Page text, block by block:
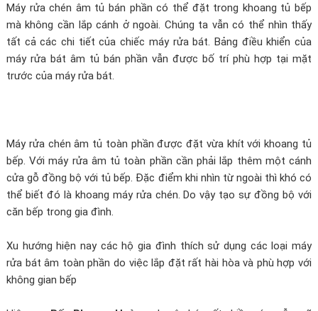
Máy rửa chén âm tủ bán phần có thể đặt trong khoang tủ bếp
mà không cần lắp cánh ở ngoài. Chúng ta vẫn có thể nhìn thấy
tất cả các chi tiết của chiếc máy rửa bát. Bảng điều khiển của
máy rửa bát âm tủ bán phần vẫn được bố trí phù hợp tại mặt
trước của máy rửa bát.
Máy rửa chén âm tủ toàn phần được đặt vừa khít với khoang tủ
bếp. Với máy rửa âm tủ toàn phần cần phải lắp thêm một cánh
cửa gỗ đồng bộ với tủ bếp. Đặc điểm khi nhìn từ ngoài thì khó có
thể biết đó là khoang máy rửa chén. Do vậy tạo sự đồng bộ với
căn bếp trong gia đình.
Xu hướng hiện nay các hộ gia đình thích sử dụng các loại máy
rửa bát âm toàn phần do việc lắp đặt rất hài hòa và phù hợp với
không gian bếp